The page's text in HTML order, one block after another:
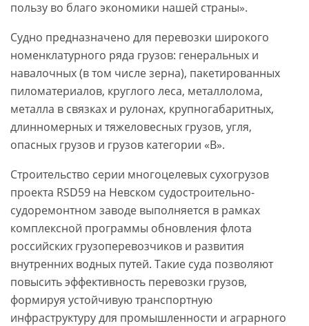
пользу во благо экономики нашей страны».
Судно предназначено для перевозки широкого
номенклатурного ряда грузов: генеральных и
навалочных (в том числе зерна), пакетированных
пиломатериалов, круглого леса, металлолома,
металла в связках и рулонах, крупногабаритных,
длинномерных и тяжеловесных грузов, угля,
опасных грузов и грузов категории «В».
Строительство серии многоцелевых сухогрузов
проекта RSD59 на Невском судостроительно-
судоремонтном заводе выполняется в рамках
комплексной программы обновления флота
российских грузоперевозчиков и развития
внутренних водных путей. Такие суда позволяют
повысить эффективность перевозки грузов,
формируя устойчивую транспортную
инфраструктуру для промышленности и аграрного